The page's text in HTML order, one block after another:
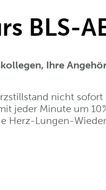
BLS-
Ihre
nicht
jeder Minute um
Herz-Lungen-